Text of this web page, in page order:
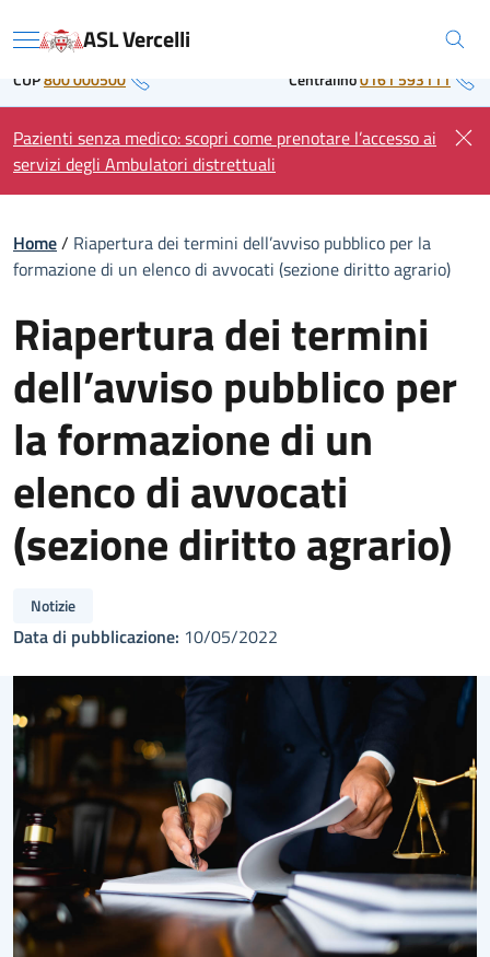
to Regione Piemonte
Menu ASL Vercelli
CUP800 000500 Centralino0161 593111
Pazienti senza medico: scopri come prenotare l’accesso ai
servizi degli Ambulatori distrettuali
Home/ Riapertura dei termini dell’avviso pubblico per la
formazione di un elenco di avvocati (sezione diritto agrario)
Riapertura dei termini
dell’avviso pubblico per
la formazione di un
elenco di avvocati
(sezione diritto agrario)
Notizie
Data di pubblicazione: 10/05/2022